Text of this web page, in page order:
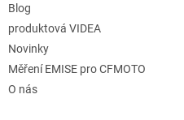
Blog
produktová VIDEA
Novinky
Měření EMISE pro CFMOTO
O nás